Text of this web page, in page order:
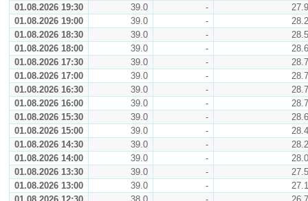
01.08.2026 19:30
39.0 -
27.9
01.08.2026 19:00
39.0 -
28.2
01.08.2026 18:30
39.0 -
28.5
01.08.2026 18:00
39.0 -
28.6
01.08.2026 17:30
39.0 -
28.7
01.08.2026 17:00
39.0 -
28.7
01.08.2026 16:30
39.0 -
28.7
01.08.2026 16:00
39.0 -
28.7
01.08.2026 15:30
39.0 -
28.6
01.08.2026 15:00
39.0 -
28.4
01.08.2026 14:30
39.0 -
28.2
01.08.2026 14:00
39.0 -
28.0
01.08.2026 13:30
39.0 -
27.5
01.08.2026 13:00
39.0 -
27.1